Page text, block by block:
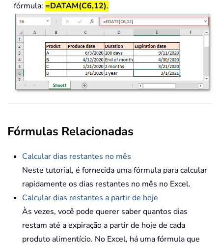
fórmula: =DATAM(C6,12).
Fórmulas Relacionadas
Calcular dias restantes no mês
Neste tutorial, é fornecida uma fórmula para calcular
rapidamente os dias restantes no mês no Excel.
Calcular dias restantes a partir de hoje
Às vezes, você pode querer saber quantos dias
restam até a expiração a partir de hoje de cada
produto alimentício. No Excel, há uma fórmula que